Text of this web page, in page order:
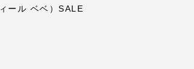
ール ベベ）SALE